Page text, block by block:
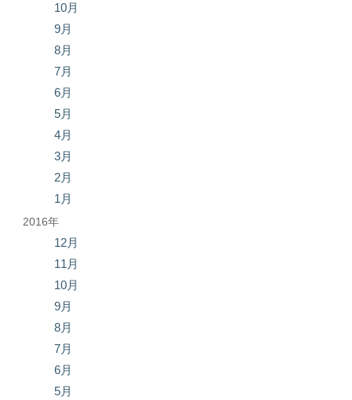
10月
9月
8月
7月
6月
5月
4月
3月
2月
1月
2016年
12月
11月
10月
9月
8月
7月
6月
5月